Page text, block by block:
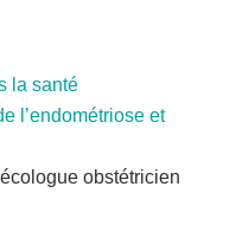
la santé
l’endométriose et
obstétricien